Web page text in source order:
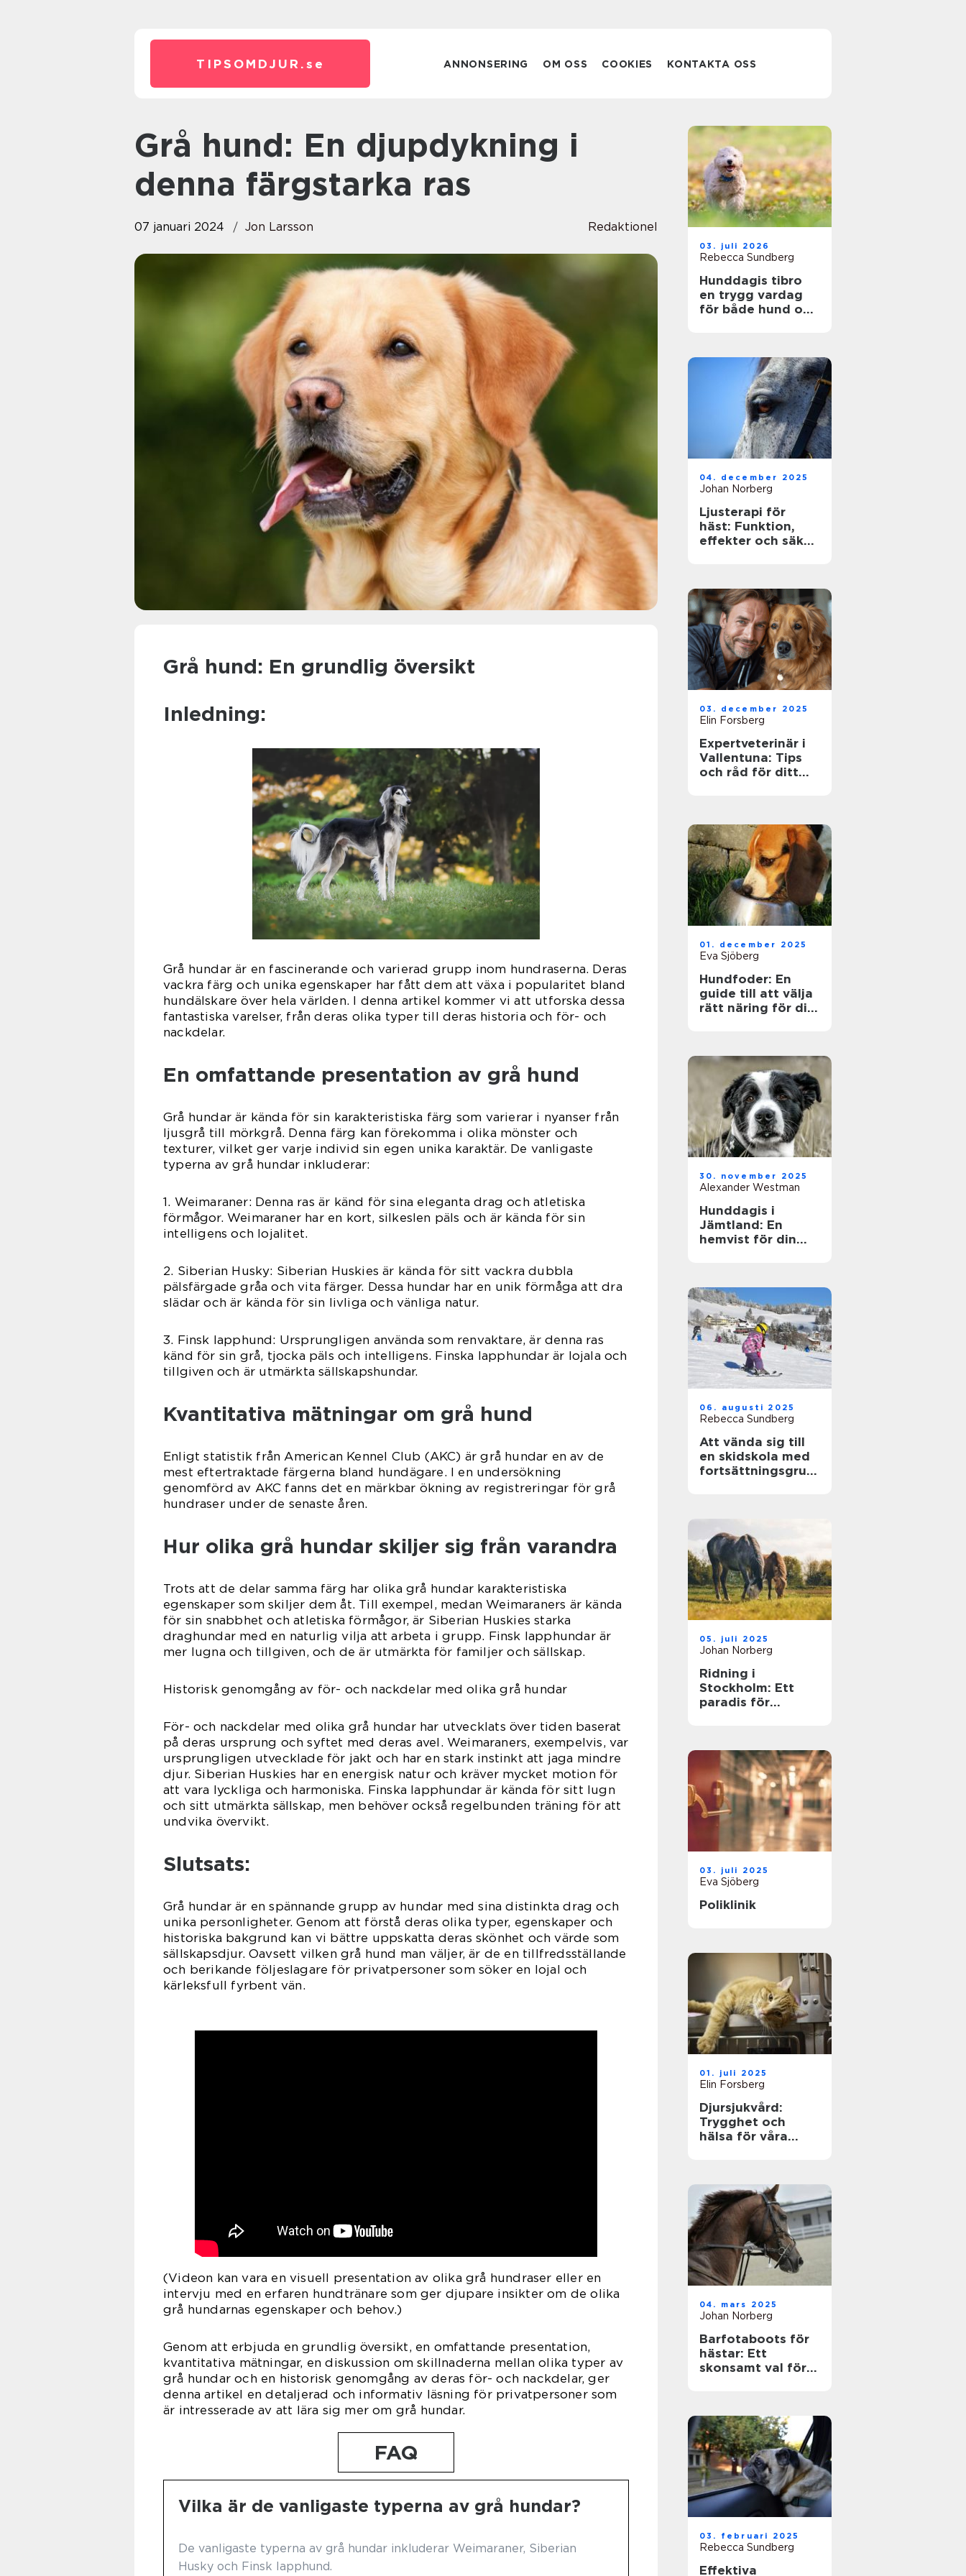
TIPSOMDJUR. se ANNONSERING OM OSS COOKIES KONTAKTA OSS
Grå hund: En djupdykning i
denna färgstarka ras
07 januari 2024 Jon Larsson Redaktionel
Grå hund: En grundlig översikt
Inledning:
Grå hundar är en fascinerande och varierad grupp inom hundraserna. Deras
vackra färg och unika egenskaper har fått dem att växa i popularitet bland
hundälskare över hela världen. I denna artikel kommer vi att utforska dessa
fantastiska varelser, från deras olika typer till deras historia och för- och
nackdelar.
En omfattande presentation av grå hund
Grå hundar är kända för sin karakteristiska färg som varierar i nyanser från
ljusgrå till mörkgrå. Denna färg kan förekomma i olika mönster och
texturer, vilket ger varje individ sin egen unika karaktär. De vanligaste
typerna av grå hundar inkluderar:
1. Weimaraner: Denna ras är känd för sina eleganta drag och atletiska
förmågor. Weimaraner har en kort, silkeslen päls och är kända för sin
intelligens och lojalitet.
2. Siberian Husky: Siberian Huskies är kända för sitt vackra dubbla
pälsfärgade gråa och vita färger. Dessa hundar har en unik förmåga att dra
slädar och är kända för sin livliga och vänliga natur.
3. Finsk lapphund: Ursprungligen använda som renvaktare, är denna ras
känd för sin grå, tjocka päls och intelligens. Finska lapphundar är lojala och
tillgiven och är utmärkta sällskapshundar.
Kvantitativa mätningar om grå hund
Enligt statistik från American Kennel Club (AKC) är grå hundar en av de
mest eftertraktade färgerna bland hundägare. I en undersökning
genomförd av AKC fanns det en märkbar ökning av registreringar för grå
hundraser under de senaste åren.
Hur olika grå hundar skiljer sig från varandra
Trots att de delar samma färg har olika grå hundar karakteristiska
egenskaper som skiljer dem åt. Till exempel, medan Weimaraners är kända
för sin snabbhet och atletiska förmågor, är Siberian Huskies starka
draghundar med en naturlig vilja att arbeta i grupp. Finsk lapphundar är
mer lugna och tillgiven, och de är utmärkta för familjer och sällskap.
Historisk genomgång av för- och nackdelar med olika grå hundar
För- och nackdelar med olika grå hundar har utvecklats över tiden baserat
på deras ursprung och syftet med deras avel. Weimaraners, exempelvis, var
ursprungligen utvecklade för jakt och har en stark instinkt att jaga mindre
djur. Siberian Huskies har en energisk natur och kräver mycket motion för
att vara lyckliga och harmoniska. Finska lapphundar är kända för sitt lugn
och sitt utmärkta sällskap, men behöver också regelbunden träning för att
undvika övervikt.
Slutsats:
Grå hundar är en spännande grupp av hundar med sina distinkta drag och
unika personligheter. Genom att förstå deras olika typer, egenskaper och
historiska bakgrund kan vi bättre uppskatta deras skönhet och värde som
sällskapsdjur. Oavsett vilken grå hund man väljer, är de en tillfredsställande
och berikande följeslagare för privatpersoner som söker en lojal och
kärleksfull fyrbent vän.
(Videon kan vara en visuell presentation av olika grå hundraser eller en
intervju med en erfaren hundtränare som ger djupare insikter om de olika
grå hundarnas egenskaper och behov.)
Genom att erbjuda en grundlig översikt, en omfattande presentation,
kvantitativa mätningar, en diskussion om skillnaderna mellan olika typer av
grå hundar och en historisk genomgång av deras för- och nackdelar, ger
denna artikel en detaljerad och informativ läsning för privatpersoner som
är intresserade av att lära sig mer om grå hundar.
FAQ
Vilka är de vanligaste typerna av grå hundar?
De vanligaste typerna av grå hundar inkluderar Weimaraner, Siberian
Husky och Finsk lapphund.
03. juli 2026
Rebecca Sundberg
Hunddagis tibro
en trygg vardag
för både hund och
04. december 2025
Johan Norberg
Ljusterapi för
häst: Funktion,
effekter och säker
03. december 2025
Elin Forsberg
Expertveterinär i
Vallentuna: Tips
och råd för ditt
01. december 2025
Eva Sjöberg
Hundfoder: En
guide till att välja
rätt näring för din
30. november 2025
Alexander Westman
Hunddagis i
Jämtland: En
hemvist för din
06. augusti 2025
Rebecca Sundberg
Att vända sig till
en skidskola med
fortsättningsgrup
05. juli 2025
Johan Norberg
Ridning i
Stockholm: Ett
paradis för
03. juli 2025
Eva Sjöberg
Poliklinik
01. juli 2025
Elin Forsberg
Djursjukvård:
Trygghet och
hälsa för våra
04. mars 2025
Johan Norberg
Barfotaboots för
hästar: Ett
skonsamt val för
03. februari 2025
Rebecca Sundberg
Effektiva